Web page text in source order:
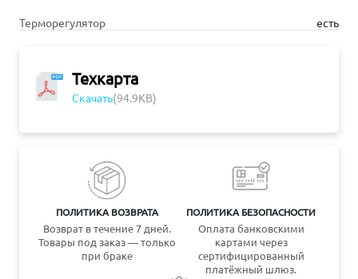
Техкарта
Скачать(94.9KB)
ПОЛИТИКА ВОЗВРАТА
Возврат в течение 7 дней.
Товары под заказ — только
при браке
ПОЛИТИКА БЕЗОПАСНОСТИ
Оплата банковскими
картами через
сертифицированный
платёжный шлюз.
Терморегулятор есть